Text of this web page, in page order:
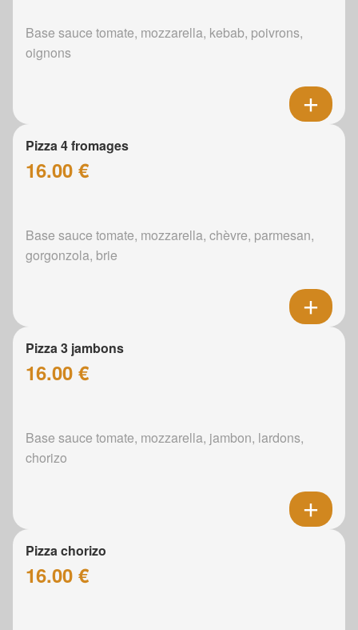
Base sauce tomate, mozzarella, kebab, poivrons,
oignons
Pizza 4 fromages
16.00 €
Base sauce tomate, mozzarella, chèvre, parmesan,
gorgonzola, brie
Pizza 3 jambons
16.00 €
Base sauce tomate, mozzarella, jambon, lardons,
chorizo
Pizza chorizo
16.00 €